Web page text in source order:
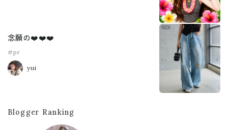
念願の❤️❤️❤️
#pr
yui
Blogger Ranking